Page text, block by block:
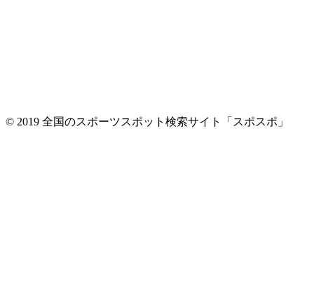
© 2019 全国のスポーツスポット検索サイト「スポスポ」